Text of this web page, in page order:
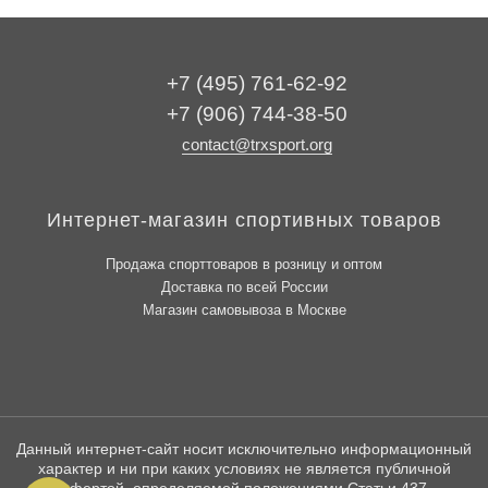
+7 (495) 761-62-92
+7 (906) 744-38-50
contact@trxsport.org
Интернет-магазин спортивных товаров
Продажа спорттоваров в розницу и оптом
Доставка по всей России
Магазин самовывоза в Москве
Данный интернет-сайт носит исключительно информационный
характер и ни при каких условиях не является публичной